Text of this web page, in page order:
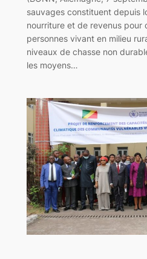
sauvages constituent depuis
nourriture et de revenus pour
personnes vivant en milieu
niveaux de chasse non
les moyens…